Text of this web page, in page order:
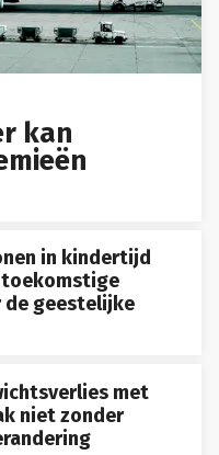
kan
in kindertijd
de geestelijke
met
niet zonder